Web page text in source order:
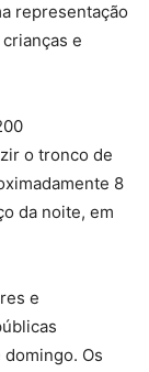
representação
e
o tronco de
8
da noite, em
e
Os